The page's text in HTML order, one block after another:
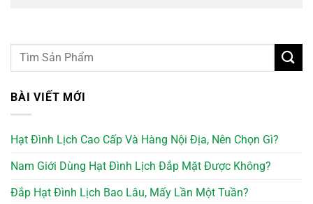
BÀI VIẾT MỚI
Hạt Đình Lịch Cao Cấp Và Hàng Nội Địa, Nên Chọn Gì?
Nam Giới Dùng Hạt Đình Lịch Đắp Mặt Được Không?
Đắp Hạt Đình Lịch Bao Lâu, Mấy Lần Một Tuần?